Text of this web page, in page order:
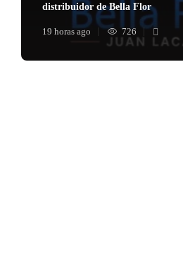
distribuidor de Bella Flor
19 horas ago 726